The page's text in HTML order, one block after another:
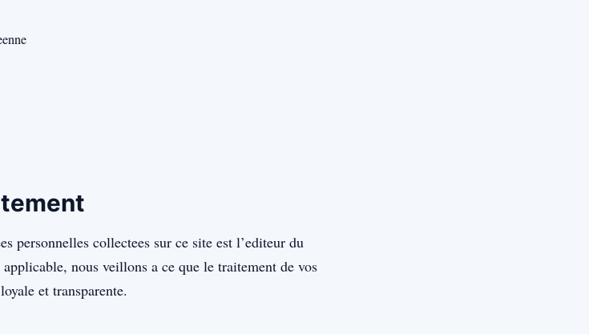
personnelles collectees sur ce site est l’editeur du
nous veillons a ce que le traitement de vos
et transparente.